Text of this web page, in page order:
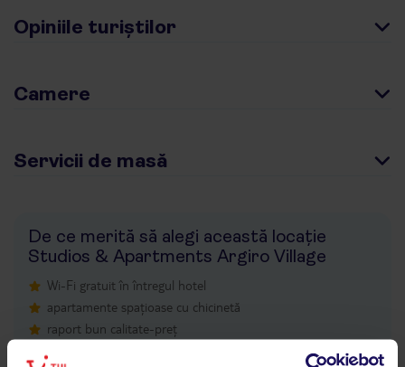
Opiniile turiștilor
Camere
Servicii de masă
De ce merită să alegi această locație
Studios & Apartments Argiro Village
Wi-Fi gratuit în întregul hotel
apartamente spațioase cu chicinetă
raport bun calitate-preț